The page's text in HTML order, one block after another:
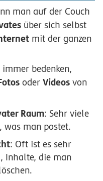
man auf der Couch
über sich selbst
mit der ganzen
bedenken,
oder Videos von
Raum: Sehr viele
was man postet.
: Oft ist es sehr
Inhalte, die man